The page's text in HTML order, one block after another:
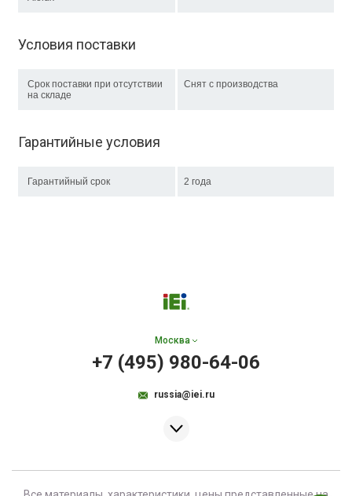
Условия поставки
Срок поставки при отсутствии
на складе
Снят с производства
Гарантийные условия
Гарантийный срок 2 года
Москва
+7 (495) 980-64-06
russia@iei.ru